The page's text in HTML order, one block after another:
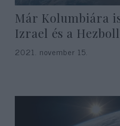
Már Kolumbiára
Izrael és a
2021. november 15.